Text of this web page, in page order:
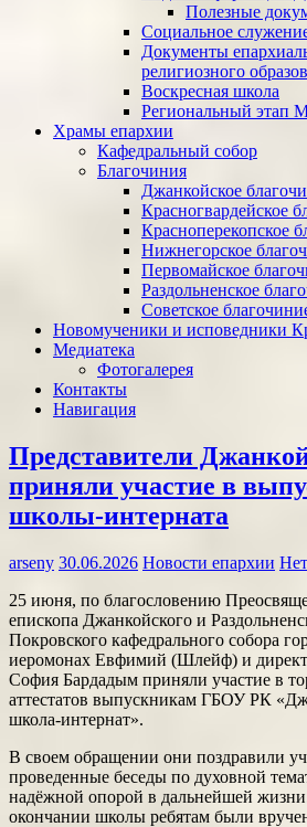
Полезные
Социальное
Документы
религиозного
Воскресная школа
Региональный этап
Храмы епархии
Кафедральный собор
Благочиния
Джанкойское
Красногвардейское
Красноперекопское
Нижнегорское
Первомайское
Раздольненское
Советское
Новомученики и исповедники
Медиатека
Фотогалерея
Контакты
Навигация
Представители
приняли участие в
школы-интерната
arseny 30.06.2026 Новости епархии
25 июня, по благословению
епископа Джанкойского и
Покровского кафедрального собора
иеромонах Евфимий (Шлейф) и
София Бардадым приняли участие в
аттестатов выпускникам ГБОУ РК
школа-интернат».
В своем обращении они поздравили
проведенные беседы по духовной
надёжной опорой в дальнейшей
окончании школы ребятам были